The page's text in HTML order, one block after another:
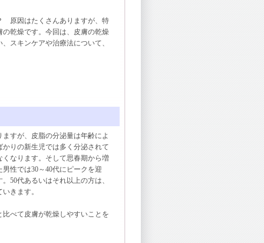
原因はたくさんありますが、特
乾燥です。今回は、皮膚の乾燥
スキンケアや治療法について、
すが、皮脂の分泌量は年齢によ
りの新生児では多く分泌されて
なります。そして思春期から増
性では30～40代にピークを迎
50代あるいはそれ以上の方は、
きます。
べて皮膚が乾燥しやすいことを